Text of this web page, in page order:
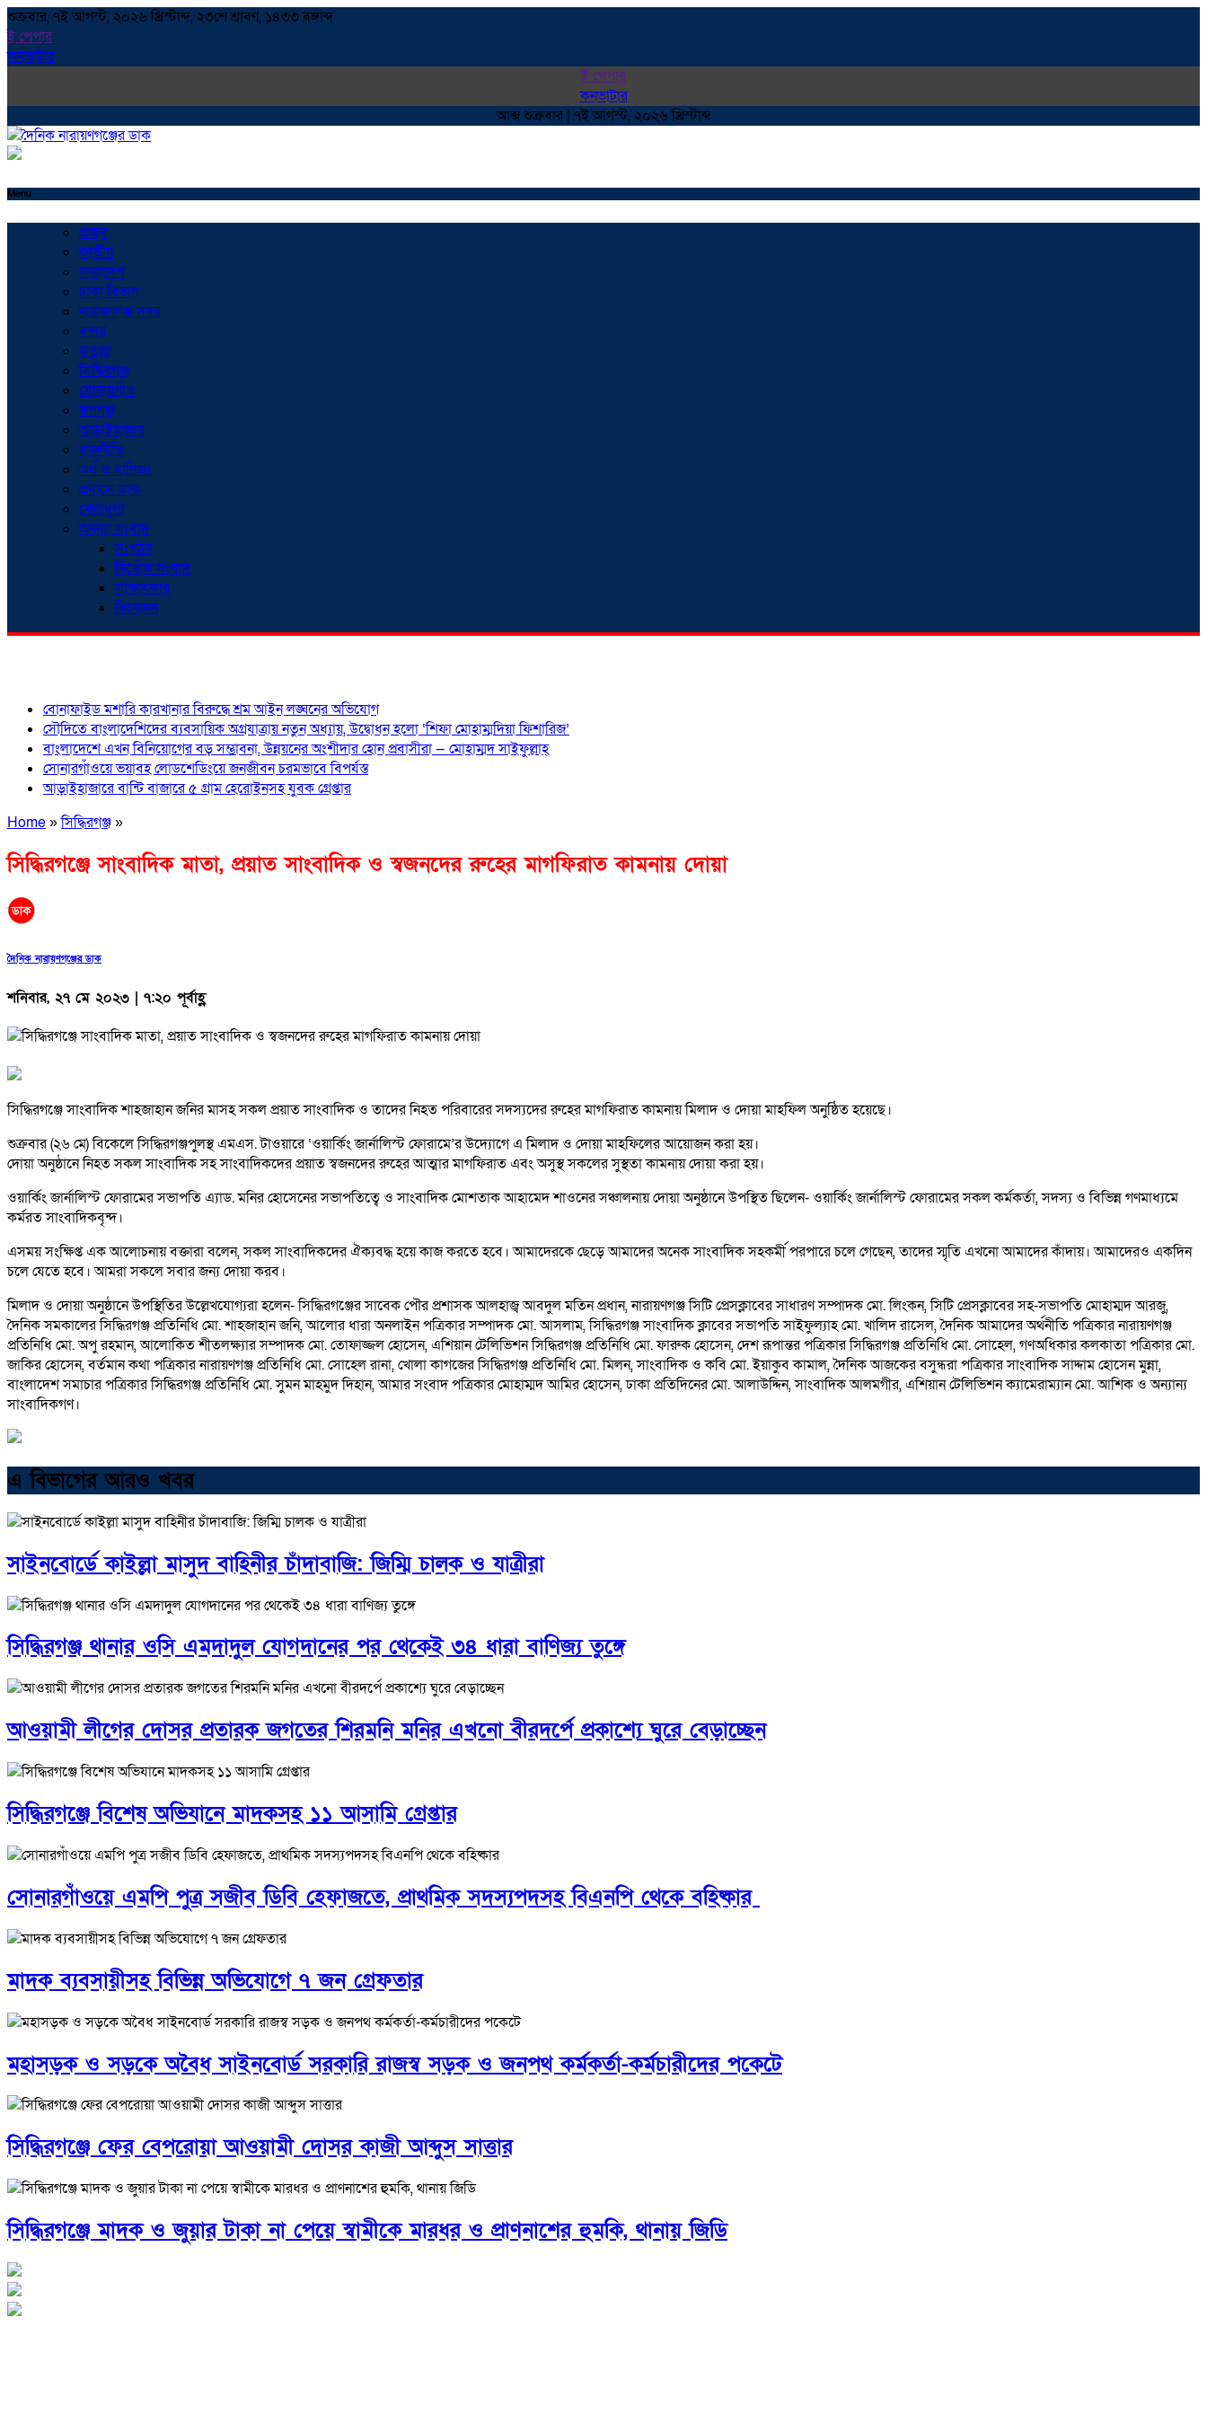
শুক্রবার, ৭ই আগস্ট, ২০২৬ খ্রিস্টাব্দ, ২৩শে শ্রাবণ, ১৪৩৩ বঙ্গাব্দ
ই পেপার
কনভাটার
ই পেপার
কনভাটার
আজ শুক্রবার | ৭ই আগস্ট, ২০২৬ খ্রিস্টাব্দ
Menu
প্রচ্ছদ
জাতীয়
সারাদেশ
ঢাকা বিভাগ
নারায়ণগঞ্জ সদর
বন্দর
ফতুল্লা
সিদ্ধিরগঞ্জ
সোনারগাঁও
রূপগঞ্জ
আড়াইহাজার
রাজনীতি
অর্থ ও বাণিজ্য
প্রবাসে ডাক
খেলাধুলা
অনন্যা সংবাদ
সংগঠন
নিখোঁজ সংবাদ
সাক্ষাৎকার
বিনোদন
বোনাফাইড মশারি কারখানার বিরুদ্ধে শ্রম আইন লঙ্ঘনের অভিযোগ
সৌদিতে বাংলাদেশিদের ব্যবসায়িক অগ্রযাত্রায় নতুন অধ্যায়, উদ্বোধন হলো ‘শিফা মোহাম্মদিয়া ফিশারিজ’
বাংলাদেশে এখন বিনিয়োগের বড় সম্ভাবনা, উন্নয়নের অংশীদার হোন প্রবাসীরা — মোহাম্মদ সাইফুল্লাহ্
সোনারগাঁওয়ে ভয়াবহ লোডশেডিংয়ে জনজীবন চরমভাবে বিপর্যস্ত
আড়াইহাজারে বান্টি বাজারে ৫ গ্রাম হেরোইনসহ যুবক গ্রেপ্তার
Home»সিদ্ধিরগঞ্জ»
সিদ্ধিরগঞ্জে সাংবাদিক মাতা, প্রয়াত সাংবাদিক ও স্বজনদের রুহের মাগফিরাত কামনায় দোয়া
দৈনিক নারায়ণগঞ্জের ডাক
শনিবার, ২৭ মে ২০২৩ | ৭:২০ পূর্বাহ্ণ
সিদ্ধিরগঞ্জে সাংবাদিক শাহজাহান জনির মাসহ সকল প্রয়াত সাংবাদিক ও তাদের নিহত পরিবারের সদস্যদের রুহের মাগফিরাত কামনায় মিলাদ ও দোয়া মাহফিল অনুষ্ঠিত হয়েছে।
শুক্রবার (২৬ মে) বিকেলে সিদ্ধিরগঞ্জপুলস্থ এমএস. টাওয়ারে ‘ওয়ার্কিং জার্নালিস্ট ফোরামে’র উদ্যোগে এ মিলাদ ও দোয়া মাহফিলের আয়োজন করা হয়।
দোয়া অনুষ্ঠানে নিহত সকল সাংবাদিক সহ সাংবাদিকদের প্রয়াত স্বজনদের রুহের আত্মার মাগফিরাত এবং অসুস্থ সকলের সুস্থতা কামনায় দোয়া করা হয়।
ওয়ার্কিং জার্নালিস্ট ফোরামের সভাপতি এ্যাড. মনির হোসেনের সভাপতিত্বে ও সাংবাদিক মোশতাক আহামেদ শাওনের সঞ্চালনায় দোয়া অনুষ্ঠানে উপস্থিত ছিলেন- ওয়ার্কিং জার্নালিস্ট ফোরামের সকল কর্মকর্তা, সদস্য ও বিভিন্ন গণমাধ্যমে
কর্মরত সাংবাদিকবৃন্দ।
এসময় সংক্ষিপ্ত এক আলোচনায় বক্তারা বলেন, সকল সাংবাদিকদের ঐক্যবদ্ধ হয়ে কাজ করতে হবে। আমাদেরকে ছেড়ে আমাদের অনেক সাংবাদিক সহকর্মী পরপারে চলে গেছেন, তাদের স্মৃতি এখনো আমাদের কঁাদায়। আমাদেরও একদিন
চলে যেতে হবে। আমরা সকলে সবার জন্য দোয়া করব।
মিলাদ ও দোয়া অনুষ্ঠানে উপস্থিতির উল্লেখযোগ্যরা হলেন- সিদ্ধিরগঞ্জের সাবেক পৌর প্রশাসক আলহাজ্ব আবদুল মতিন প্রধান, নারায়ণগঞ্জ সিটি প্রেসক্লাবের সাধারণ সম্পাদক মো. লিংকন, সিটি প্রেসক্লাবের সহ-সভাপতি মোহাম্মদ আরজু,
দৈনিক সমকালের সিদ্ধিরগঞ্জ প্রতিনিধি মো. শাহজাহান জনি, আলোর ধারা অনলাইন পত্রিকার সম্পাদক মো. আসলাম, সিদ্ধিরগঞ্জ সাংবাদিক ক্লাবের সভাপতি সাইফুল্যাহ মো. খালিদ রাসেল, দৈনিক আমাদের অর্থনীতি পত্রিকার নারায়ণগঞ্জ
প্রতিনিধি মো. অপু রহমান, আলোকিত শীতলক্ষ্যার সম্পাদক মো. তোফাজ্জল হোসেন, এশিয়ান টেলিভিশন সিদ্ধিরগঞ্জ প্রতিনিধি মো. ফারুক হোসেন, দেশ রূপান্তর পত্রিকার সিদ্ধিরগঞ্জ প্রতিনিধি মো. সোহেল, গণঅধিকার কলকাতা পত্রিকার মো.
জাকির হোসেন, বর্তমান কথা পত্রিকার নারায়ণগঞ্জ প্রতিনিধি মো. সোহেল রানা, খোলা কাগজের সিদ্ধিরগঞ্জ প্রতিনিধি মো. মিলন, সাংবাদিক ও কবি মো. ইয়াকুব কামাল, দৈনিক আজকের বসুন্ধরা পত্রিকার সাংবাদিক সাদ্দাম হোসেন মুন্না,
বাংলাদেশ সমাচার পত্রিকার সিদ্ধিরগঞ্জ প্রতিনিধি মো. সুমন মাহমুদ দিহান, আমার সংবাদ পত্রিকার মোহাম্মদ আমির হোসেন, ঢাকা প্রতিদিনের মো. আলাউদ্দিন, সাংবাদিক আলমগীর, এশিয়ান টেলিভিশন ক্যামেরাম্যান মো. আশিক ও অন্যান্য
সাংবাদিকগণ।
এ বিভাগের আরও খবর
সাইনবোর্ডে কাইল্লা মাসুদ বাহিনীর চাঁদাবাজি: জিম্মি চালক ও যাত্রীরা
সিদ্ধিরগঞ্জ থানার ওসি এমদাদুল যোগদানের পর থেকেই ৩৪ ধারা বাণিজ্য তুঙ্গে
আওয়ামী লীগের দোসর প্রতারক জগতের শিরমনি মনির এখনো বীরদর্পে প্রকাশ্যে ঘুরে বেড়াচ্ছেন
সিদ্ধিরগঞ্জে বিশেষ অভিযানে মাদকসহ ১১ আসামি গ্রেপ্তার
সোনারগাঁওয়ে এমপি পুত্র সজীব ডিবি হেফাজতে, প্রাথমিক সদস্যপদসহ বিএনপি থেকে বহিষ্কার
মাদক ব্যবসায়ীসহ বিভিন্ন অভিযোগে ৭ জন গ্রেফতার
মহাসড়ক ও সড়কে অবৈধ সাইনবোর্ড সরকারি রাজস্ব সড়ক ও জনপথ কর্মকর্তা-কর্মচারীদের পকেটে
সিদ্ধিরগঞ্জে ফের বেপরোয়া আওয়ামী দোসর কাজী আব্দুস সাত্তার
সিদ্ধিরগঞ্জে মাদক ও জুয়ার টাকা না পেয়ে স্বামীকে মারধর ও প্রাণনাশের হুমকি, থানায় জিডি